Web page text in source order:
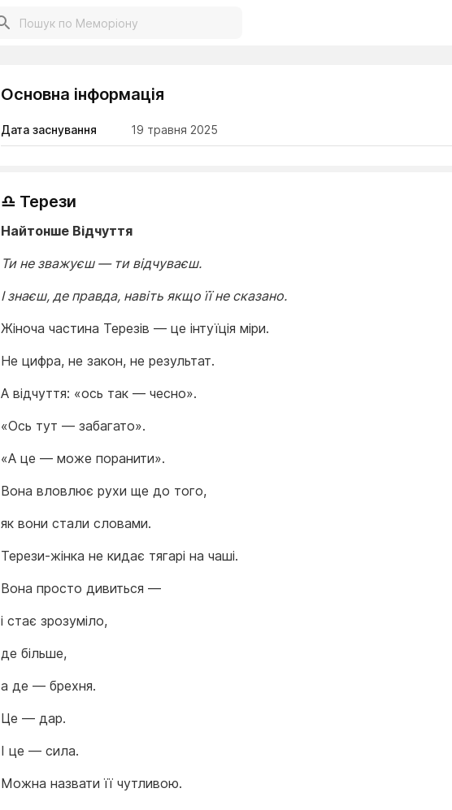
Основна інформація
Дата заснування 19 травня 2025
♎ Терези
Найтонше Відчуття
Ти не зважуєш — ти відчуваєш.
І знаєш, де правда, навіть якщо її не сказано.
Жіноча частина Терезів — це інтуїція міри.
Не цифра, не закон, не результат.
А відчуття: «ось так — чесно».
«Ось тут — забагато».
«А це — може поранити».
Вона вловлює рухи ще до того,
як вони стали словами.
Терези-жінка не кидає тягарі на чаші.
Вона просто дивиться —
і стає зрозуміло,
де більше,
а де — брехня.
Це — дар.
І це — сила.
Можна назвати її чутливою.